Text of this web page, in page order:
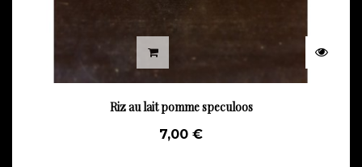
Riz au lait pomme speculoos
7,00 €